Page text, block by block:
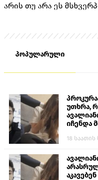
არის თუ არა ეს
პოპულარული
უთხრა,
იჩენდა
თავს
18 საათის